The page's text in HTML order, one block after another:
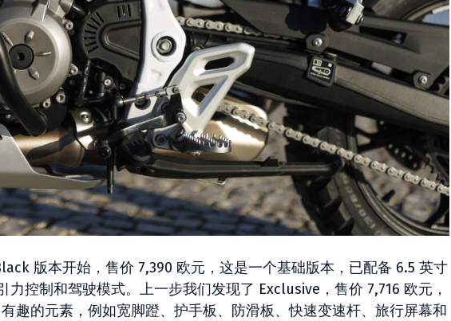
版本开始，售价 7,390 欧元，这是一个基础版本，已配备 6.5 英寸
力控制和驾驶模式。上一步我们发现了 Exclusive，售价 7,716 欧元，
趣的元素，例如宽脚蹬、护手板、防滑板、快速变速杆、旅行屏幕和